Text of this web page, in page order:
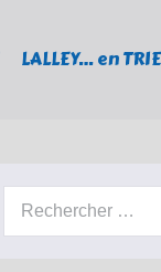
LALLEY… en
Recherche